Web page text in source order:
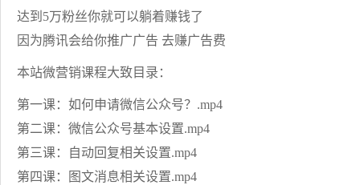
达到5万粉丝你就可以躺着赚钱了
因为腾讯会给你推广广告 去赚广告费
本站微营销课程大致目录：
第一课：如何申请微信公众号？.mp4
第二课：微信公众号基本设置.mp4
第三课：自动回复相关设置.mp4
第四课：图文消息相关设置.mp4